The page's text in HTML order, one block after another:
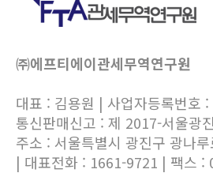
㈜에프티에이관세무역연구원
대표 : 김용원 | 사업자등록번호
통신판매신고 : 제 2017-서울광
주소 : 서울특별시 광진구 광나
| 대표전화 : 1661-9721 | 팩스